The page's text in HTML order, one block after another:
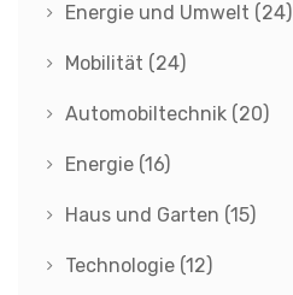
Energie und Umwelt (24)
Mobilität (24)
Automobiltechnik (20)
Energie (16)
Haus und Garten (15)
Technologie (12)